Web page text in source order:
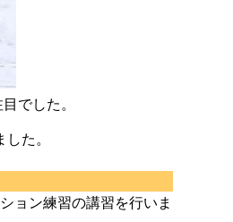
でした。
た。
ョン練習の講習を行いま